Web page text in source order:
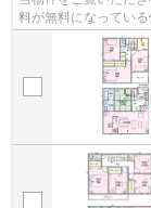
料が無料になってい
せて頂きますのでお